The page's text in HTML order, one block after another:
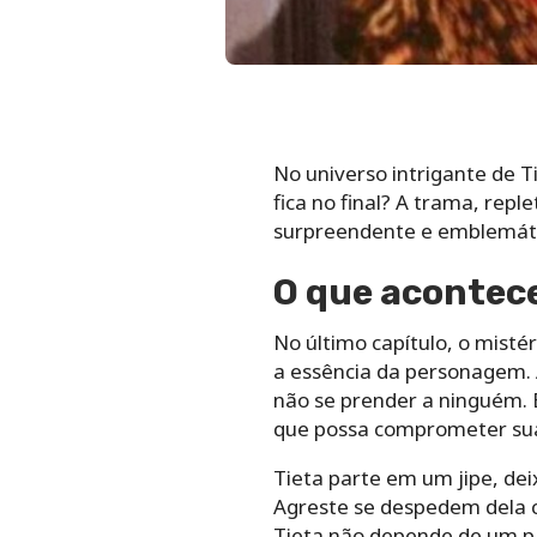
No universo intrigante de
fica no final? A trama,
surpreendente e
O que
No último capítulo, o
a essência da
não se prender a
que possa comprometer
Tieta parte em um jipe,
Agreste se despedem